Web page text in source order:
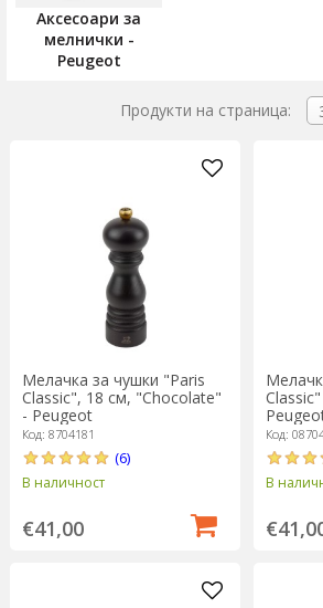
Аксесоари за
мелнички -
Peugeot
Продукти на страница:
Мелачка за чушки "Paris
Classic", 18 см, "Chocolate"
- Peugeot
Код: 8704181
(6)
В наличност
€41,00
Код:
В